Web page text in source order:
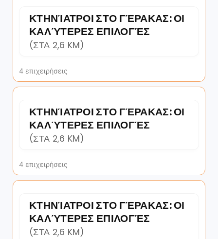
ΚΤΗΝΊΑΤΡΟΙ ΣΤΟ ΓΈΡΑΚΑΣ: ΟΙ
ΚΑΛΎΤΕΡΕΣ ΕΠΙΛΟΓΈΣ
(ΣΤΑ 2,6 KM)
4 επιχειρήσεις
ΚΤΗΝΊΑΤΡΟΙ ΣΤΟ ΓΈΡΑΚΑΣ: ΟΙ
ΚΑΛΎΤΕΡΕΣ ΕΠΙΛΟΓΈΣ
(ΣΤΑ 2,6 KM)
4 επιχειρήσεις
ΚΤΗΝΊΑΤΡΟΙ ΣΤΟ ΓΈΡΑΚΑΣ: ΟΙ
ΚΑΛΎΤΕΡΕΣ ΕΠΙΛΟΓΈΣ
(ΣΤΑ 2,6 KM)